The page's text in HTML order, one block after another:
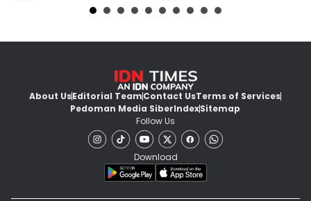
About UsEditorial TeamContact UsTerms of Services
Pedoman Media SiberIndexSitemap
Follow Us
Download